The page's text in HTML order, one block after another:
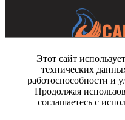
Copyright ©
На этом сайте
сайта, вы
Этот сайт
технических
работоспособности и
Продолжая
соглашаетесь с